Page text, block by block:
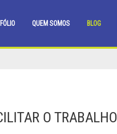
QUEM SOMOS BLOG
O TRABALHO